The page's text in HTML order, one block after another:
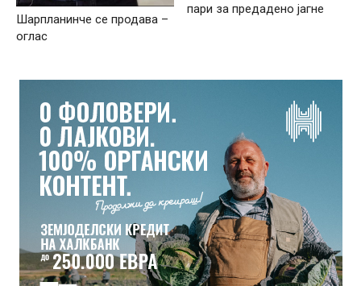
Шарпланинче се продава –
оглас
пари за предадено јагне